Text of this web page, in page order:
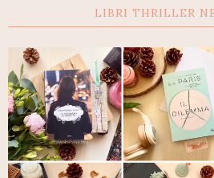
LIBRI THRILLER